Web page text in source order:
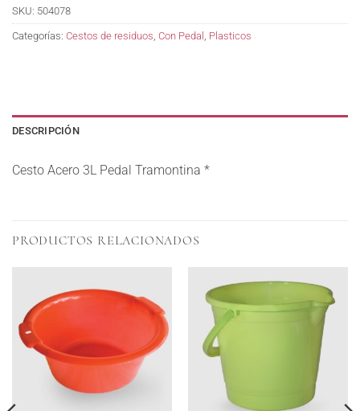
SKU: 504078
Categorías: Cestos de residuos Con Pedal Plasticos
DESCRIPCIÓN
Cesto Acero 3L Pedal Tramontina *
PRODUCTOS RELACIONADOS